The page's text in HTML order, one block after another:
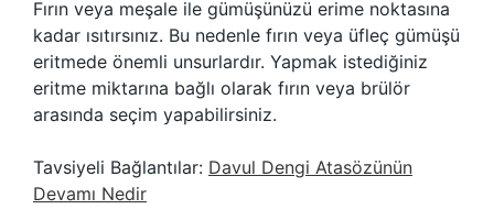
Fırın veya meşale ile gümüşünüzü erime noktasına
kadar ısıtırsınız. Bu nedenle fırın veya üfleç gümüşü
eritmede önemli unsurlardır. Yapmak istediğiniz
eritme miktarına bağlı olarak fırın veya brülör
arasında seçim yapabilirsiniz.
Tavsiyeli Bağlantılar: Davul Dengi Atasözünün
Devamı Nedir